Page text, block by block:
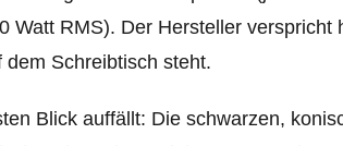
Watt RMS). Der Hersteller
dem Schreibtisch steht.
Blick auffällt: Die schwarzen,